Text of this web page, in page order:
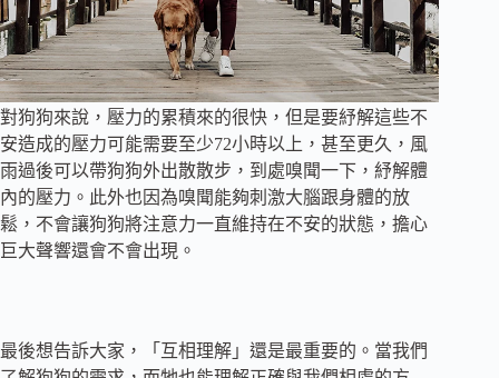
對狗狗來說，壓力的累積來的很快，但是要紓解這些不
安造成的壓力可能需要至少72小時以上，甚至更久，風
雨過後可以帶狗狗外出散散步，到處嗅聞一下，紓解體
內的壓力。此外也因為嗅聞能夠刺激大腦跟身體的放
鬆，不會讓狗狗將注意力一直維持在不安的狀態，擔心
巨大聲響還會不會出現。
最後想告訴大家，「互相理解」還是最重要的。當我們